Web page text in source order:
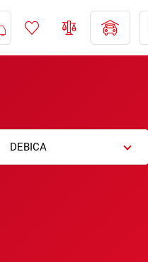
DEBICA